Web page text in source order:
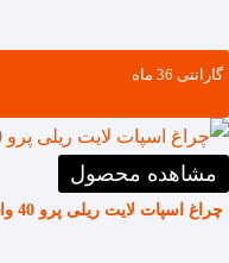
مشاهده محصول
گارانتی ‌36 ماه
چراغ اسپات لایت ریلی پرو 40 وات